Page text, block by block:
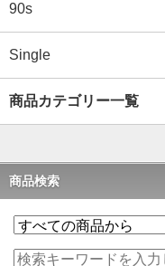
90s
Single
商品カテゴリー一覧
商品検索